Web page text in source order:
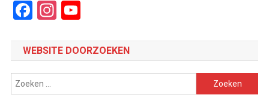
Facebook
Instagram
YouTube
WEBSITE DOORZOEKEN
Zoeken
naar: